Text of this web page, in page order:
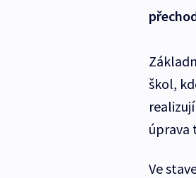
škol,
úprava
Ve